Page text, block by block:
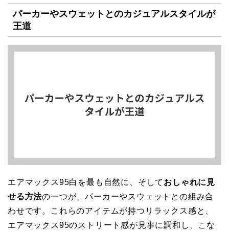
パーカーやスウェットとのカジュアルスタイルが
王道
エアマックス95白を最も自然に、そして おしゃれに見
せる方法の一つが、パーカーやスウェットとの組み合
わせです。これらのアイテムが持つリラックス感と、
エアマックス95のストリート感が見事に調和し、こな